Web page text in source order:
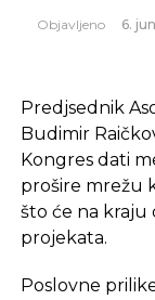
Objavljeno 6.
Predjsednik
Budimir
Kongres dati
prošire mrežu
što će na kraju
projekata.
Poslovne